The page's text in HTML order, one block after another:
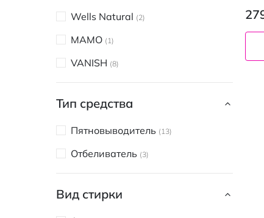
Wells Natural 2
МАМО 1
VANISH 8
Тип средства
Пятновыводитель 13
Отбеливатель 3
Вид стирки